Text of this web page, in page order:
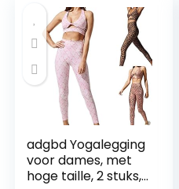
adgbd Yogalegging
voor dames, met
hoge taille, 2 stuks,